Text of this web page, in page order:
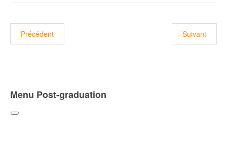
Article précédent : Postgraduation: Doctorat science
Précédent Article
Suivant
Menu Post-graduation